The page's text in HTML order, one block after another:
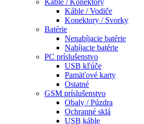
Káble / Konektory
Káble / Vodiče
Konektory / Svorky
Batérie
Nenabíjacie batérie
Nabíjacie batérie
PC príslušenstvo
USB kľúče
Pamäťové karty
Ostatné
GSM príslušenstvo
Obaly / Púzdra
Ochranné sklá
USB káble